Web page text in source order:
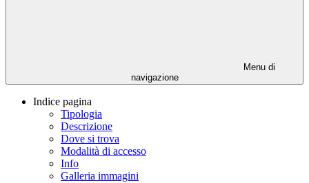
Menu di
navigazione
Indice pagina
Tipologia
Descrizione
Dove si trova
Modalità di accesso
Info
Galleria immagini